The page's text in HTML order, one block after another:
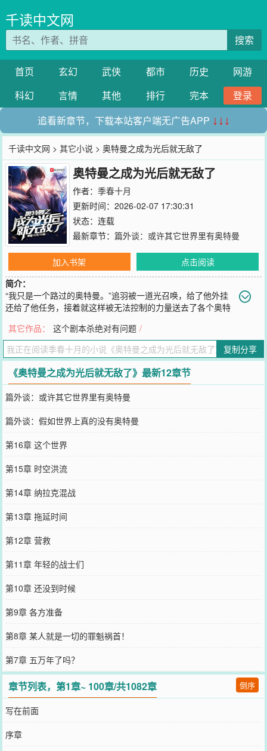
千读中文网
搜索
首页 玄幻 武侠 都市 历史
网游
科幻
言情 其他 排行 完本
登录
追看新章节，下载本站客户端无广告APP ↓↓↓
千读中文网 >其它小说 > 奥特曼之成为光后就无敌了
奥特曼之成为光后就无敌了
作者： 季春十月
更新时间：2026-02-07 17:30:31
状态：连载
最新章节： 篇外谈：或许其它世界里有奥特曼
加入书架
点击阅读
简介：
“我只是一个路过的奥特曼。”追羽被一道光召唤，给了他外挂
还给了他任务，接着就这样被无法控制的力量送去了各个奥特
途。“据说……你只要熬成汤就能变成光了。”大古：“？？？”……主角
无敌！别问数据，问就是无敌！只有会不会运用的问题，没有循序升
级的问题。目前已经准备好四个世界的文案了，会继续增加。迪迦
（铺垫）→奈克瑟斯→欧布（过度）→盖亚→奈克瑟斯（剧情暴走）
→XXX轻松向，已有完结文，不会太监！书友群：1046895992
您要是觉得《 奥特曼之成为光后就无敌了
您QQ群和微博微信里的朋友推荐哦！
其它作品： 这个剧本杀绝对有问题 /
复制分享
《奥特曼之成为光后就无敌了》最新12章节
篇外谈：或许其它世界里有奥特曼
篇外谈：假如世界上真的没有奥特曼
第16章 这个世界
第15章 时空洪流
第14章 纳拉克混战
第13章 拖延时间
第12章 营救
第11章 年轻的战士们
第10章 还没到时候
第9章 各方准备
第8章 某人就是一切的罪魁祸首！
第7章 五万年了吗？
章节列表，第1章~ 100章/共1082章 倒序
写在前面
序章